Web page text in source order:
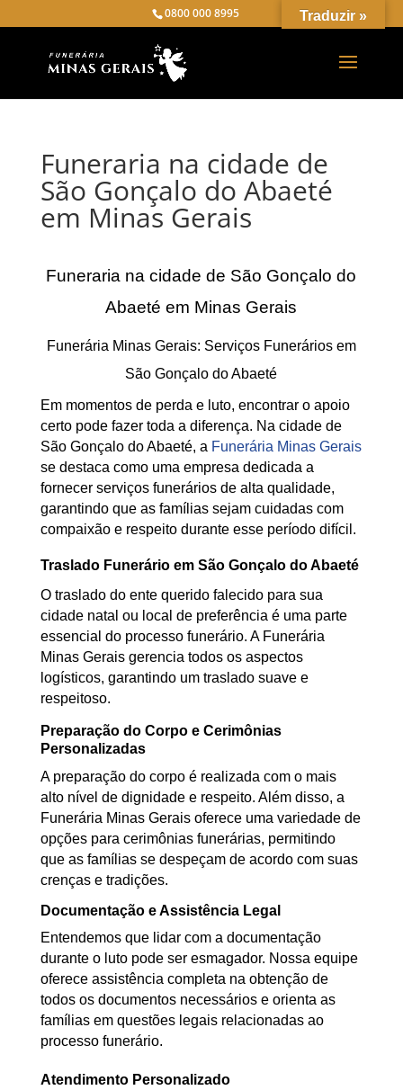
0800 000 8995
Funeraria na cidade de
São Gonçalo do Abaeté
em Minas Gerais
Funeraria na cidade de São Gonçalo do
Abaeté em Minas Gerais
Funerária Minas Gerais: Serviços Funerários em
São Gonçalo do Abaeté
Em momentos de perda e luto, encontrar o apoio
certo pode fazer toda a diferença. Na cidade de
São Gonçalo do Abaeté, a Funerária Minas Gerais
se destaca como uma empresa dedicada a
fornecer serviços funerários de alta qualidade,
garantindo que as famílias sejam cuidadas com
compaixão e respeito durante esse período difícil.
Traslado Funerário em São Gonçalo do Abaeté
O traslado do ente querido falecido para sua
cidade natal ou local de preferência é uma parte
essencial do processo funerário. A Funerária
Minas Gerais gerencia todos os aspectos
logísticos, garantindo um traslado suave e
respeitoso.
Preparação do Corpo e Cerimônias
Personalizadas
A preparação do corpo é realizada com o mais
alto nível de dignidade e respeito. Além disso, a
Funerária Minas Gerais oferece uma variedade de
opções para cerimônias funerárias, permitindo
que as famílias se despeçam de acordo com suas
crenças e tradições.
Documentação e Assistência Legal
Entendemos que lidar com a documentação
durante o luto pode ser esmagador. Nossa equipe
oferece assistência completa na obtenção de
todos os documentos necessários e orienta as
famílias em questões legais relacionadas ao
processo funerário.
Atendimento Personalizado
Traduzir »